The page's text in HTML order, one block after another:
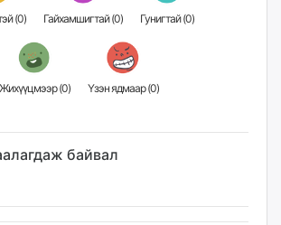
Хөгжилтэй (0) Гайхамшигтай (0) Гунигтай (0)
Жихүүцмээр (0) Үзэн ядмаар (0)
байвал